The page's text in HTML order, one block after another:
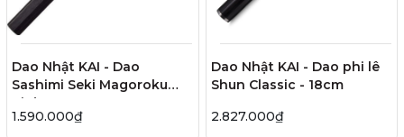
Dao Nhật KAI - Dao
Sashimi Seki Magoroku
Kinju - 24cm
1.590.000₫
Dao Nhật KAI - Dao phi lê
Shun Classic - 18cm
2.827.000₫